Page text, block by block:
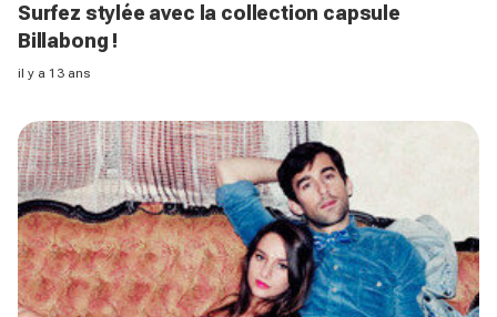
Surfez stylée avec la collection capsule
Billabong !
il y a 13 ans